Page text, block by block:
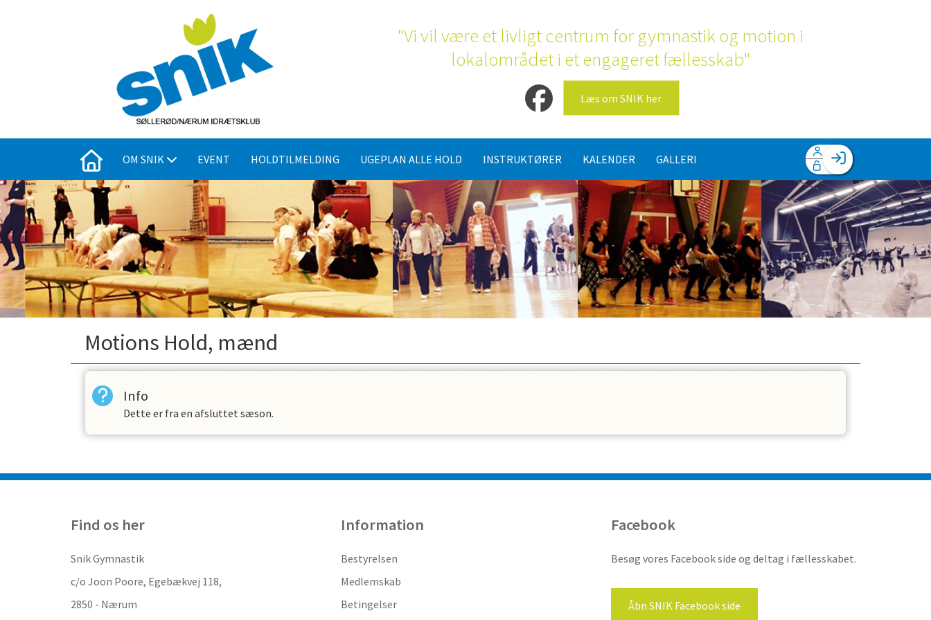
OM SNIK EVENT HOLDTILMELDING UGEPLAN ALLE HOLD INSTRUKTØRER KALENDER GALLERI
Facebook login
Husk mig
Glemt password
Opret profil
Log ind
"Vi vil være et livligt centrum for gymnastik og motion i
lokalområdet i et engageret fællesskab"
Læs om SNIK her
Motions Hold, mænd
Info
Dette er fra en afsluttet sæson.
Find os her
Snik Gymnastik
c/o Joon Poore, Egebækvej 118,
2850 - Nærum
Information
Bestyrelsen
Medlemskab
Betingelser
Facebook
Besøg vores Facebook side og deltag i fællesskabet.
Åbn SNIK Facebook side